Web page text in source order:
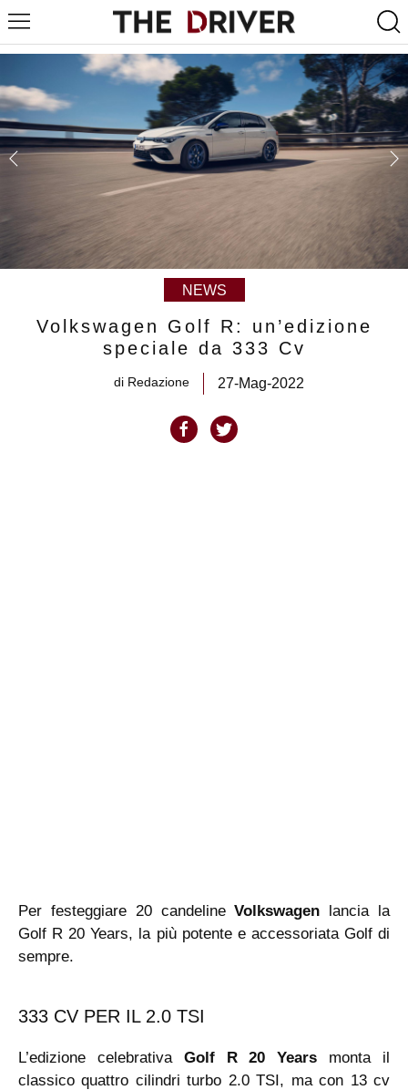
NEWS
Volkswagen Golf R: un’edizione
speciale da 333 Cv
di Redazione 27-Mag-2022
Per festeggiare 20 candelineVolkswagen lancia la
Golf R 20 Years, la più potente e accessoriata Golf di
sempre.
333 CV PER IL 2.0 TSI
L’edizione celebrativa Golf R 20 Years monta il
classico quattro cilindri turbo 2.0 TSI, ma con 13 cv